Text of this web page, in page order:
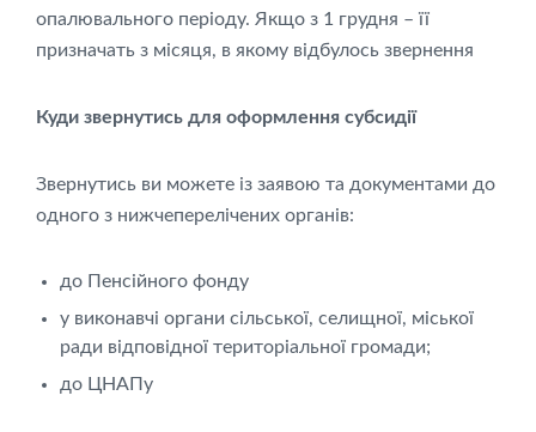
опалювального періоду. Якщо з 1 грудня – її
призначать з місяця, в якому відбулось звернення
Куди звернутись для оформлення субсидії
Звернутись ви можете із заявою та документами до
одного з нижчеперелічених органів:
до Пенсійного фонду
у виконавчі органи сільської, селищної, міської
ради відповідної територіальної громади;
до ЦНАПу